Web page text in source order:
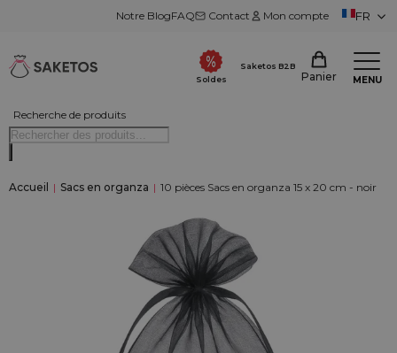
Notre BlogFAQ Contact Mon compte FR
Recherche de produits
Soldes
Saketos B2B
Panier MENU
Accueil | Sacs en organza | 10 pièces Sacs en organza 15 x 20 cm - noir